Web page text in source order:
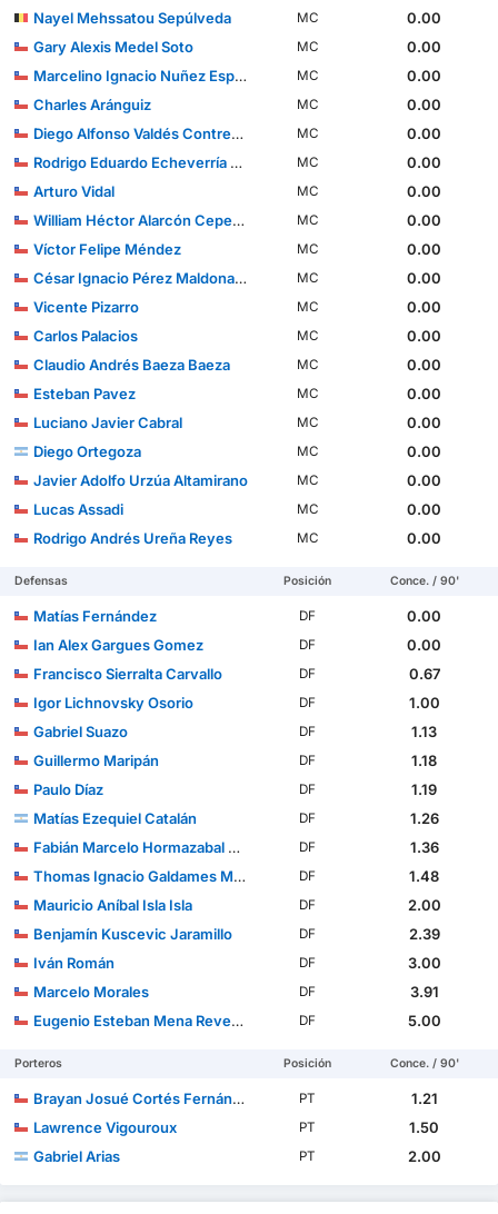
Nayel Mehssatou Sepúlveda
MC
0.00
Gary Alexis Medel Soto
MC
0.00
Marcelino Ignacio Nuñez Espinoza
MC
0.00
Charles Aránguiz
MC
0.00
Diego Alfonso Valdés Contreras
MC
0.00
Rodrigo Eduardo Echeverría Sáez
MC
0.00
Arturo Vidal
MC
0.00
William Héctor Alarcón Cepeda
MC
0.00
Víctor Felipe Méndez
MC
0.00
César Ignacio Pérez Maldonado
MC
0.00
Vicente Pizarro
MC
0.00
Carlos Palacios
MC
0.00
Claudio Andrés Baeza Baeza
MC
0.00
Esteban Pavez
MC
0.00
Luciano Javier Cabral
MC
0.00
Diego Ortegoza
MC
0.00
Javier Adolfo Urzúa Altamirano
MC
0.00
Lucas Assadi
MC
0.00
Rodrigo Andrés Ureña Reyes
MC 0.00
Defensas Posición Conce. / 90'
Matías Fernández DF
0.00
Ian Alex Gargues Gomez
DF
0.00
Francisco Sierralta Carvallo
DF
0.67
Igor Lichnovsky Osorio
DF
1.00
Gabriel Suazo
DF
1.13
Guillermo Maripán
DF
1.18
Paulo Díaz
DF
1.19
Matías Ezequiel Catalán
DF
1.26
Fabián Marcelo Hormazabal Berríos
DF
1.36
Thomas Ignacio Galdames Millán
DF
1.48
Mauricio Aníbal Isla Isla
DF
2.00
Benjamín Kuscevic Jaramillo
DF
2.39
Iván Román
DF
3.00
Marcelo Morales
DF
3.91
Eugenio Esteban Mena Reveco
DF 5.00
Porteros Posición Conce. / 90'
Brayan Josué Cortés Fernández PT
1.21
Lawrence Vigouroux
PT
1.50
Gabriel Arias
PT 2.00